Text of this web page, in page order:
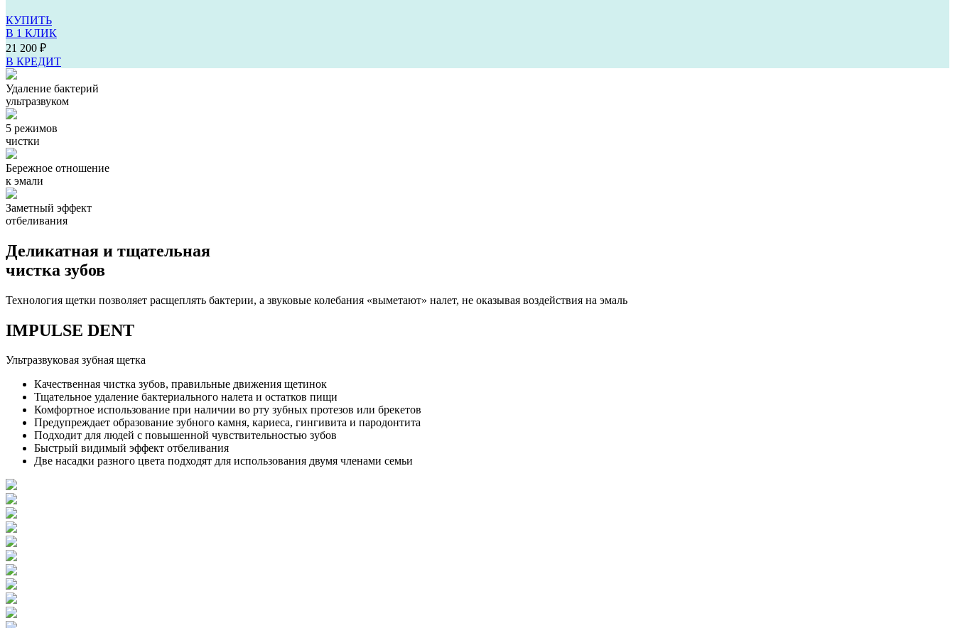
КУПИТЬ
В 1 КЛИК
21 200 ₽
В КРЕДИТ
Удаление бактерий
ультразвуком
5 режимов
чистки
Бережное отношение
к эмали
Заметный эффект
отбеливания
Деликатная и тщательная
чистка зубов
Технология щетки позволяет расщеплять бактерии, а звуковые колебания «выметают» налет, не оказывая воздействия на эмаль
IMPULSE DENT
Ультразвуковая зубная щетка
Качественная чистка зубов, правильные движения щетинок
Тщательное удаление бактериального налета и остатков пищи
Комфортное использование при наличии во рту зубных протезов или брекетов
Предупреждает образование зубного камня, кариеса, гингивита и пародонтита
Подходит для людей с повышенной чувствительностью зубов
Быстрый видимый эффект отбеливания
Две насадки разного цвета подходят для использования двумя членами семьи